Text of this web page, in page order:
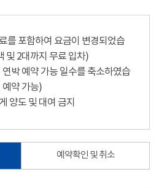
를 포함하여 요금이 변경되었습
및 2대까지 무료 입차)
박 예약 가능 일수를 축소하였습
예약 가능)
양도 및 대여 금지
예약확인 및 취소